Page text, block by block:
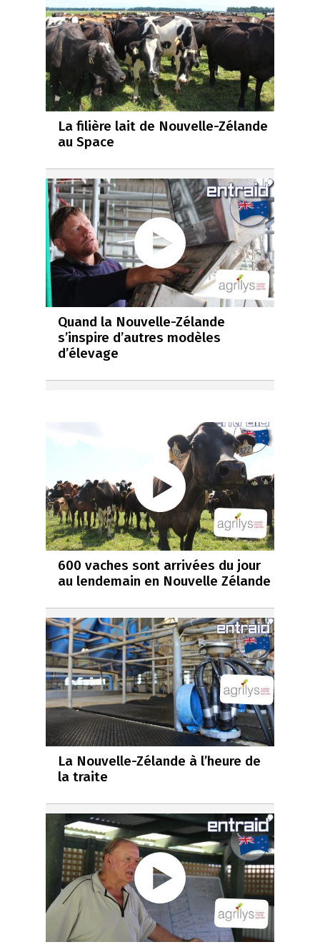
La filière lait de Nouvelle-Zélande
au Space
Quand la Nouvelle-Zélande
s’inspire d’autres modèles
d’élevage
600 vaches sont arrivées du jour
au lendemain en Nouvelle Zélande
La Nouvelle-Zélande à l’heure de
la traite